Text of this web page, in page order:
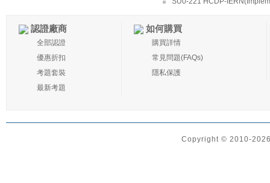
認證廠商
全部認證
優惠折扣
考題套裝
最新考題
如何購買
購買詳情
常見問題(FAQs)
隱私保護
Copyright © 2010-